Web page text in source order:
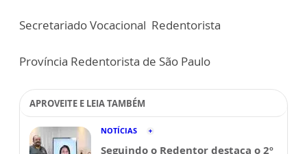
Secretariado Vocacional Redentorista
Província Redentorista de São Paulo
APROVEITE E LEIA TAMBÉM
NOTÍCIAS
Seguindo o Redentor destaca o 2º